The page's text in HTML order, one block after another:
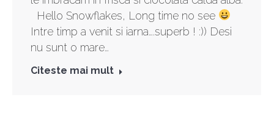
Hello Snowflakes, Long time no see
Intre timp a venit si iarna….superb ! :)) Desi
nu sunt o mare…
Citeste mai mult